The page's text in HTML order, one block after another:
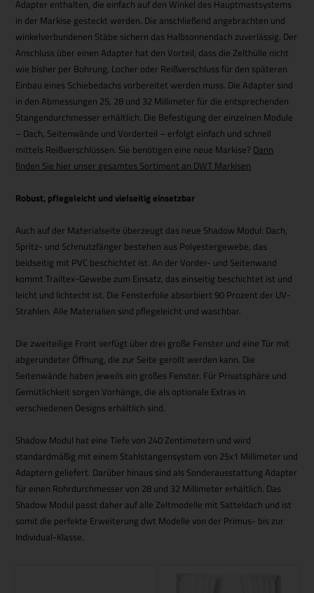
Adapter enthalten, die einfach auf den Winkel des Hauptmastsystems
in der Markise gesteckt werden. Die anschließend angebrachten und
winkelverbundenen Stäbe sichern das Halbsonnendach zuverlässig. Der
Anschluss über einen Adapter hat den Vorteil, dass die Zelthülle nicht
wie bisher per Bohrung, Locher oder Reißverschluss für den späteren
Einbau eines Schiebedachs vorbereitet werden muss. Die Adapter sind
in den Abmessungen 25, 28 und 32 Millimeter für die entsprechenden
Stangendurchmesser erhältlich. Die Befestigung der einzelnen Module
– Dach, Seitenwände und Vorderteil – erfolgt einfach und schnell
mittels Reißverschlüssen. Sie benötigen eine neue Markise? Dann
finden Sie hier unser gesamtes Sortiment an DWT Markisen
Robust, pflegeleicht und vielseitig einsetzbar
Auch auf der Materialseite überzeugt das neue Shadow Modul: Dach,
Spritz- und Schmutzfänger bestehen aus Polyestergewebe, das
beidseitig mit PVC beschichtet ist. An der Vorder- und Seitenwand
kommt Trailtex-Gewebe zum Einsatz, das einseitig beschichtet ist und
leicht und lichtecht ist. Die Fensterfolie absorbiert 90 Prozent der UV-
Strahlen. Alle Materialien sind pflegeleicht und waschbar.
Die zweiteilige Front verfügt über drei große Fenster und eine Tür mit
abgerundeter Öffnung, die zur Seite gerollt werden kann. Die
Seitenwände haben jeweils ein großes Fenster. Für Privatsphäre und
Gemütlichkeit sorgen Vorhänge, die als optionale Extras in
verschiedenen Designs erhältlich sind.
Shadow Modul hat eine Tiefe von 240 Zentimetern und wird
standardmäßig mit einem Stahlstangensystem von 25x1 Millimeter und
Adaptern geliefert. Darüber hinaus sind als Sonderausstattung Adapter
für einen Rohrdurchmesser von 28 und 32 Millimeter erhältlich. Das
Shadow Modul passt daher auf alle Zeltmodelle mit Satteldach und ist
somit die perfekte Erweiterung dwt Modelle von der Primus- bis zur
Individual-Klasse.